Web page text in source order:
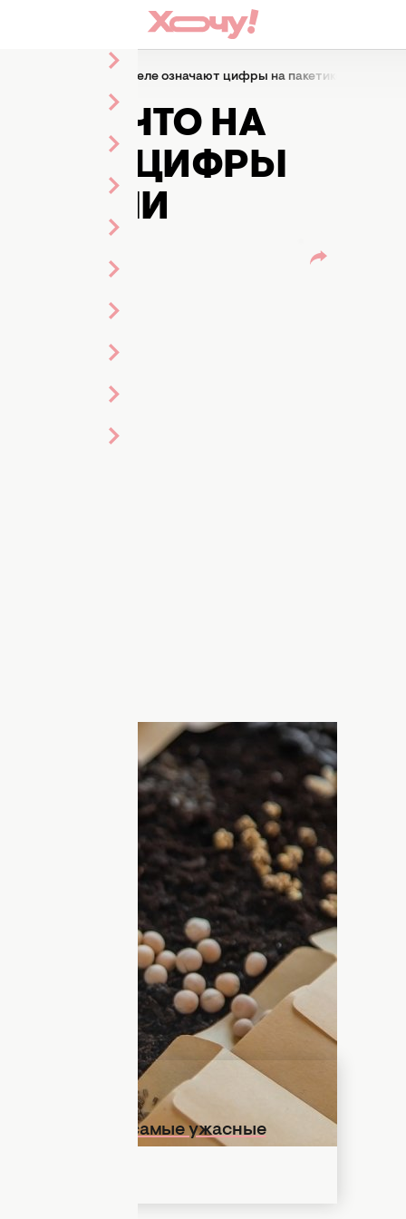
что на самом деле означают цифры на пакетике с
ЧТО НА
ЦИФРЫ
семена с умом
вам нужны семена. Есть еще один
однако в следующем
семена с прошлых лет. Вместе с
чтобы его использовать. Нужно
означающие дать срок годности.
хранить семена.
не увидите: самые ужасные